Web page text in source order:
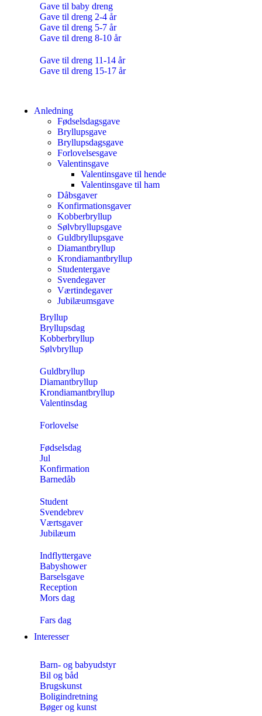
Gave til baby dreng
Gave til dreng 2-4 år
Gave til dreng 5-7 år
Gave til dreng 8-10 år
Gave til dreng 11-14 år
Gave til dreng 15-17 år
Anledning
Fødselsdagsgave
Bryllupsgave
Bryllupsdagsgave
Forlovelsesgave
Valentinsgave
Valentinsgave til hende
Valentinsgave til ham
Dåbsgaver
Konfirmationsgaver
Kobberbryllup
Sølvbryllupsgave
Guldbryllupsgave
Diamantbryllup
Krondiamantbryllup
Studentergave
Svendegaver
Værtindegaver
Jubilæumsgave
Bryllup
Bryllupsdag
Kobberbryllup
Sølvbryllup
Guldbryllup
Diamantbryllup
Krondiamantbryllup
Valentinsdag
Forlovelse
Fødselsdag
Jul
Konfirmation
Barnedåb
Student
Svendebrev
Værtsgaver
Jubilæum
Indflyttergave
Babyshower
Barselsgave
Reception
Mors dag
Fars dag
Interesser
Barn- og babyudstyr
Bil og båd
Brugskunst
Boligindretning
Bøger og kunst